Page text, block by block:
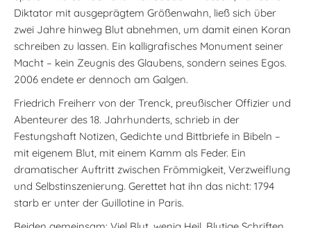
Diktator mit ausgeprägtem Größenwahn, ließ sich über
zwei Jahre hinweg Blut abnehmen, um damit einen Koran
schreiben zu lassen. Ein kalligrafisches Monument seiner
Macht – kein Zeugnis des Glaubens, sondern seines Egos.
2006 endete er dennoch am Galgen.
Friedrich Freiherr von der Trenck, preußischer Offizier und
Abenteurer des 18. Jahrhunderts, schrieb in der
Festungshaft Notizen, Gedichte und Bittbriefe in Bibeln –
mit eigenem Blut, mit einem Kamm als Feder. Ein
dramatischer Auftritt zwischen Frömmigkeit, Verzweiflung
und Selbstinszenierung. Gerettet hat ihn das nicht: 1794
starb er unter der Guillotine in Paris.